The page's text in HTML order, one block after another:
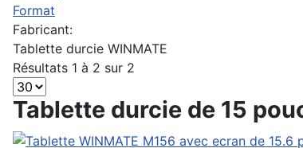
Format
Fabricant:
Tablette durcie WINMATE
Résultats 1 à 2 sur 2
Tablette durcie de 15